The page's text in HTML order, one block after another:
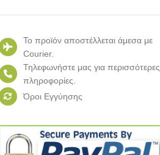
Το προϊόν αποστέλλεται άμεσα με
Courier.
Τηλεφωνήστε μας για περισσότερες
πληροφορίες.
Όροι Εγγύησης